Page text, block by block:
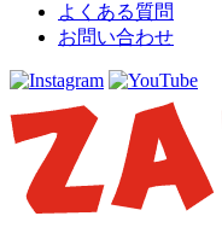
よくある質問
お問い合わせ